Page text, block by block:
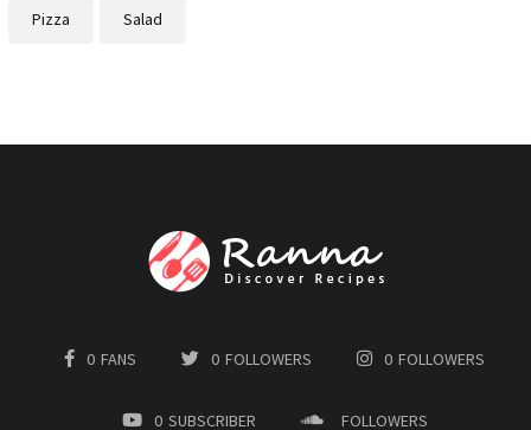
Pizza Salad
0 FANS 0 FOLLOWERS 0 FOLLOWERS
0 SUBSCRIBER FOLLOWERS